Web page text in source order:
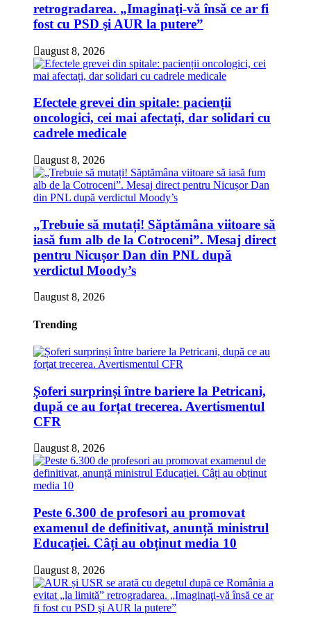
retrogradarea. „Imaginaţi-vă însă ce ar fi
fost cu PSD şi AUR la putere”
august 8, 2026
Efectele grevei din spitale: pacienții
oncologici, cei mai afectați, dar solidari cu
cadrele medicale
august 8, 2026
„Trebuie să mutați! Săptămâna viitoare să
iasă fum alb de la Cotroceni”. Mesaj direct
pentru Nicușor Dan din PNL după
verdictul Moody’s
august 8, 2026
Trending
Șoferi surprinși între bariere la Petricani,
după ce au forțat trecerea. Avertismentul
CFR
august 8, 2026
Peste 6.300 de profesori au promovat
examenul de definitivat, anunță ministrul
Educației. Câți au obținut media 10
august 8, 2026